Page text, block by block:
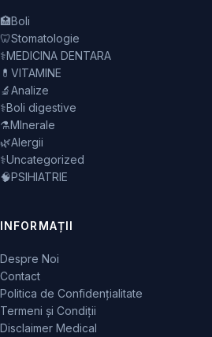
🏥Boli
🦷Stomatologie
⚕️MEDICINA DENTARA
💊 VITAMINE
🔬Analize
⚕️Boli digestive
⚗️MInerale
🌿Alergii
⚕️Uncategorized
🧠PSIHIATRIE
INFORMAȚII
Despre Noi
Contact
Politica de Confidențialitate
Termeni și Condiții
Disclaimer Medical